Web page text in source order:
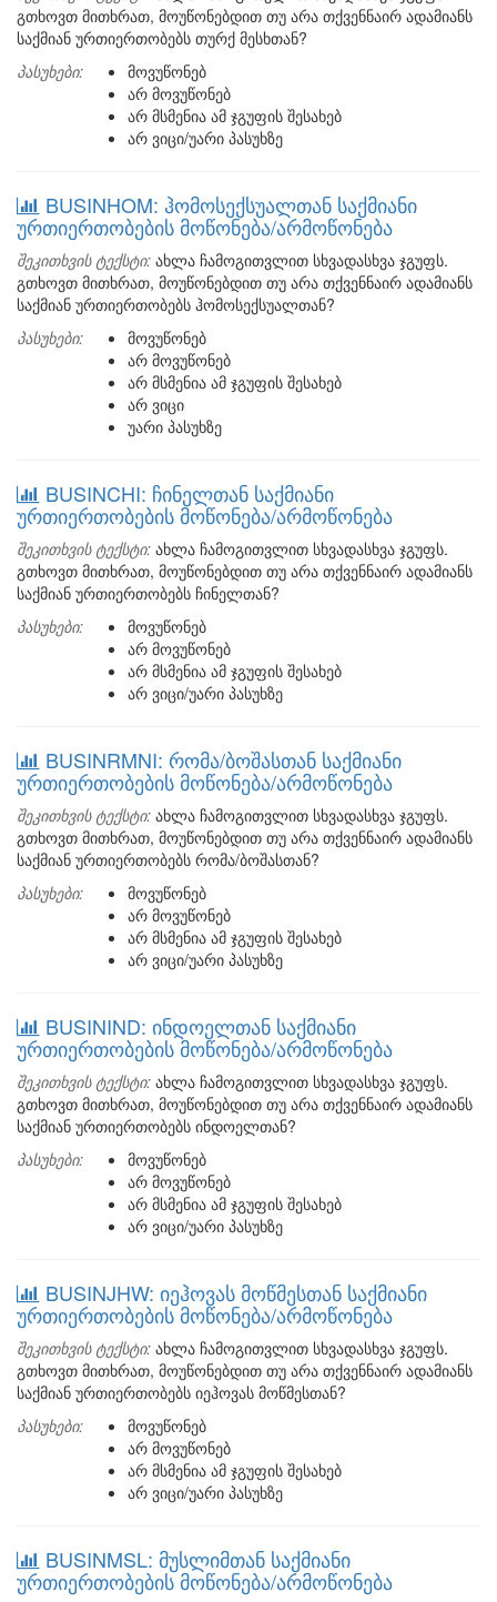
გთხოვთ მითხრათ, მოუწონებდით თუ არა თქვენნაირ ადამიანს
საქმიან ურთიერთობებს თურქ მესხთან?
პასუხები:
მოვუწონებ
არ მოვუწონებ
არ მსმენია ამ ჯგუფის შესახებ
არ ვიცი/უარი პასუხზე
BUSINHOM: ჰომოსექსუალთან საქმიანი
ურთიერთობების მოწონება/არმოწონება
შეკითხვის ტექსტი: ახლა ჩამოგითვლით სხვადასხვა ჯგუფს.
გთხოვთ მითხრათ, მოუწონებდით თუ არა თქვენნაირ ადამიანს
საქმიან ურთიერთობებს ჰომოსექსუალთან?
პასუხები:
მოვუწონებ
არ მოვუწონებ
არ მსმენია ამ ჯგუფის შესახებ
არ ვიცი
უარი პასუხზე
BUSINCHI: ჩინელთან საქმიანი
ურთიერთობების მოწონება/არმოწონება
შეკითხვის ტექსტი: ახლა ჩამოგითვლით სხვადასხვა ჯგუფს.
გთხოვთ მითხრათ, მოუწონებდით თუ არა თქვენნაირ ადამიანს
საქმიან ურთიერთობებს ჩინელთან?
პასუხები:
მოვუწონებ
არ მოვუწონებ
არ მსმენია ამ ჯგუფის შესახებ
არ ვიცი/უარი პასუხზე
BUSINRMNI: რომა/ბოშასთან საქმიანი
ურთიერთობების მოწონება/არმოწონება
შეკითხვის ტექსტი: ახლა ჩამოგითვლით სხვადასხვა ჯგუფს.
გთხოვთ მითხრათ, მოუწონებდით თუ არა თქვენნაირ ადამიანს
საქმიან ურთიერთობებს რომა/ბოშასთან?
პასუხები:
მოვუწონებ
არ მოვუწონებ
არ მსმენია ამ ჯგუფის შესახებ
არ ვიცი/უარი პასუხზე
BUSININD: ინდოელთან საქმიანი
ურთიერთობების მოწონება/არმოწონება
შეკითხვის ტექსტი: ახლა ჩამოგითვლით სხვადასხვა ჯგუფს.
გთხოვთ მითხრათ, მოუწონებდით თუ არა თქვენნაირ ადამიანს
საქმიან ურთიერთობებს ინდოელთან?
პასუხები:
მოვუწონებ
არ მოვუწონებ
არ მსმენია ამ ჯგუფის შესახებ
არ ვიცი/უარი პასუხზე
BUSINJHW: იეჰოვას მოწმესთან საქმიანი
ურთიერთობების მოწონება/არმოწონება
შეკითხვის ტექსტი: ახლა ჩამოგითვლით სხვადასხვა ჯგუფს.
გთხოვთ მითხრათ, მოუწონებდით თუ არა თქვენნაირ ადამიანს
საქმიან ურთიერთობებს იეჰოვას მოწმესთან?
პასუხები:
მოვუწონებ
არ მოვუწონებ
არ მსმენია ამ ჯგუფის შესახებ
არ ვიცი/უარი პასუხზე
BUSINMSL: მუსლიმთან საქმიანი
ურთიერთობების მოწონება/არმოწონება